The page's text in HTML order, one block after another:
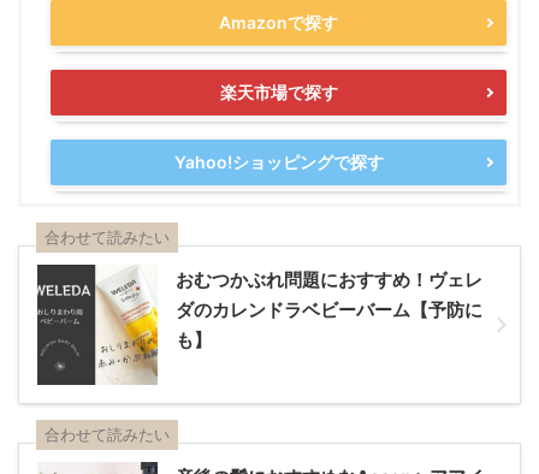
Amazonで探す
楽天市場で探す
Yahoo!ショッピングで探す
おむつかぶれ問題におすすめ！ヴェレ
ダのカレンドラベビーバーム【予防に
も】
合わせて読みたい
合わせて読みたい